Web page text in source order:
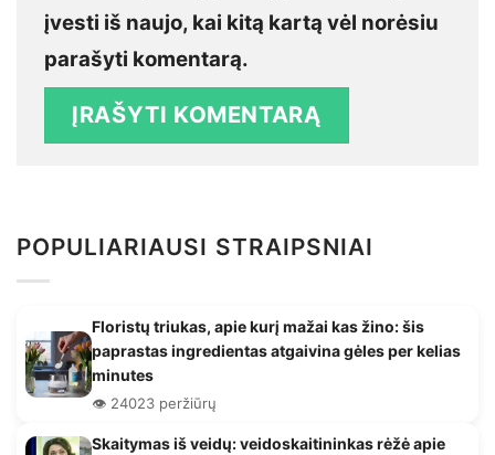
įvesti iš naujo, kai kitą kartą vėl norėsiu
parašyti komentarą.
POPULIARIAUSI STRAIPSNIAI
Floristų triukas, apie kurį mažai kas žino: šis
paprastas ingredientas atgaivina gėles per kelias
minutes
👁️ 24023 peržiūrų
Skaitymas iš veidų: veidoskaitininkas rėžė apie